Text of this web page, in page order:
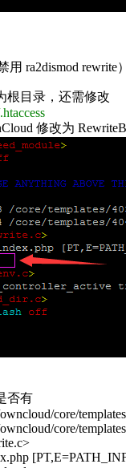
用 ra2dismod rewrite）
根目录，还需修改
修改为
否有
core/
core/